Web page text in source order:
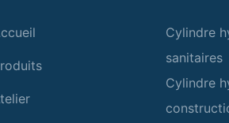
Cylindre
sanitaires
Cylindre